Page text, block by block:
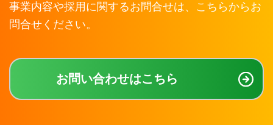
事業内容や採用に関するお問合せは、こちらからお
問合せください。
お問い合わせはこちら